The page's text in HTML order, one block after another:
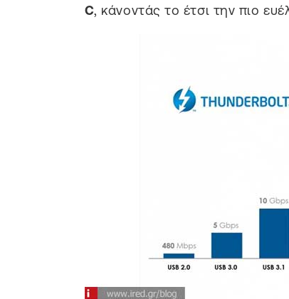
C, κάνοντάς το έτσι την πιο